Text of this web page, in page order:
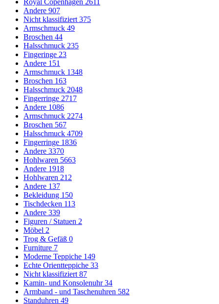
Andere 907
Nicht klassifiziert 375
Armschmuck 49
Broschen 44
Halsschmuck 235
Fingeringe 23
Andere 151
Armschmuck 1348
Broschen 163
Halsschmuck 2048
Fingerringe 2717
Andere 1086
Armschmuck 2274
Broschen 567
Halsschmuck 4709
Fingerringe 1836
Andere 3370
Hohlwaren 5663
Andere 1918
Hohlwaren 212
Andere 137
Bekleidung 150
Tischdecken 113
Andere 339
Figuren / Statuen 2
Möbel 2
Trog & Gefäß 0
Furniture 7
Moderne Teppiche 149
Echte Orientteppiche 33
Nicht klassifiziert 87
Kamin- und Konsolenuhr34
Armband - und Taschenuhren 582
Standuhren 49